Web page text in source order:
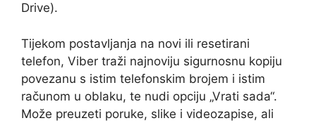
Drive).
Tijekom postavljanja na novi ili resetirani
telefon, Viber traži najnoviju sigurnosnu kopiju
povezanu s istim telefonskim brojem i istim
računom u oblaku, te nudi opciju „Vrati sada“.
Može preuzeti poruke, slike i videozapise, ali